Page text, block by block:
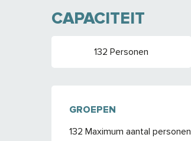
CAPACITEIT
132 Personen
GROEPEN
GROEPEN
132 Maximum aantal personen